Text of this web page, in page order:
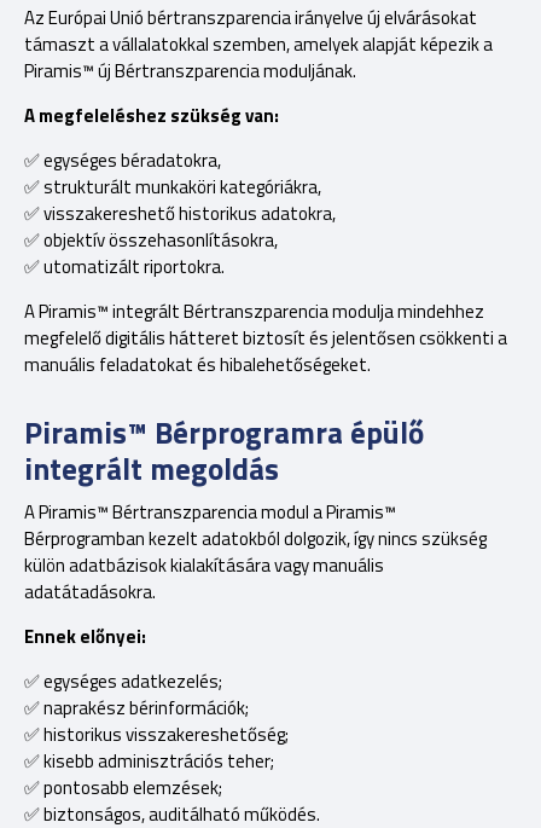
Az Európai Unió bértranszparencia irányelve új elvárásokat
támaszt a vállalatokkal szemben, amelyek alapját képezik a
Piramis™ új Bértranszparencia moduljának.
A megfeleléshez szükség van:
✅ egységes béradatokra,
✅ strukturált munkaköri kategóriákra,
✅ visszakereshető historikus adatokra,
✅ objektív összehasonlításokra,
✅ utomatizált riportokra.
A Piramis™ integrált Bértranszparencia modulja mindehhez
megfelelő digitális hátteret biztosít és jelentősen csökkenti a
manuális feladatokat és hibalehetőségeket.
Piramis™ Bérprogramra épülő
integrált megoldás
A Piramis™ Bértranszparencia modul a Piramis™
Bérprogramban kezelt adatokból dolgozik, így nincs szükség
külön adatbázisok kialakítására vagy manuális
adatátadásokra.
Ennek előnyei:
✅ egységes adatkezelés;
✅ naprakész bérinformációk;
✅ historikus visszakereshetőség;
✅ kisebb adminisztrációs teher;
✅ pontosabb elemzések;
✅ biztonságos, auditálható működés.